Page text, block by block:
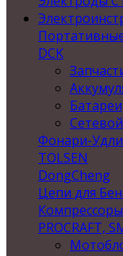
DCK
Фонари-
TOLSEN
DongCheng
Цепи для
Компрессоры
PROCRAFT,